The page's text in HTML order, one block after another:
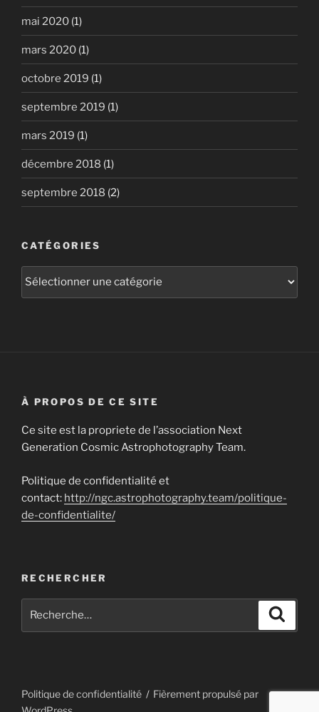
mai 2020 (1)
mars 2020 (1)
octobre 2019 (1)
septembre 2019 (1)
mars 2019 (1)
décembre 2018 (1)
septembre 2018 (2)
CATÉGORIES
Catégories
À PROPOS DE CE SITE
Ce site est la propriete de l’association Next
Generation Cosmic Astrophotography Team.
Politique de confidentialité et
contact: http://ngc.astrophotography.team/politique-
de-confidentialite/
RECHERCHER
Politique de confidentialité
Fièrement propulsé par